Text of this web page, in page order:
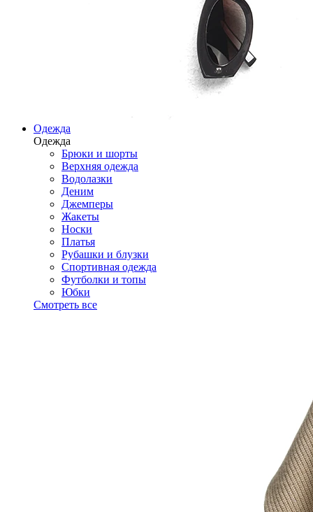
Одежда
Одежда
Брюки и шорты
Верхняя одежда
Водолазки
Деним
Джемперы
Жакеты
Носки
Платья
Рубашки и блузки
Спортивная одежда
Футболки и топы
Юбки
Смотреть все